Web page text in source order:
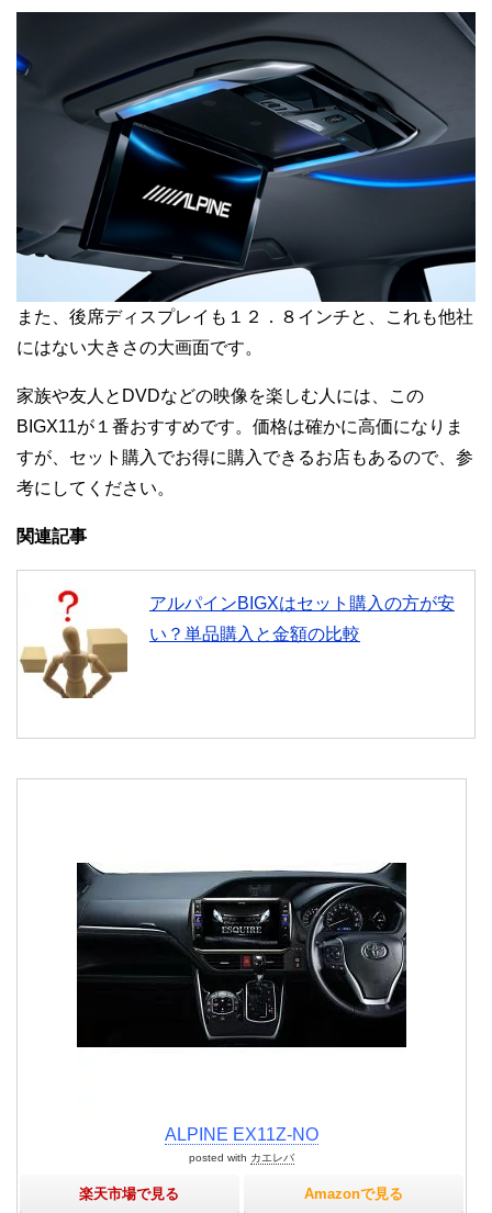
また、後席ディスプレイも１２．８インチと、これも他社
にはない大きさの大画面です。
家族や友人とDVDなどの映像を楽しむ人には、この
BIGX11が１番おすすめです。価格は確かに高価になりま
すが、セット購入でお得に購入できるお店もあるので、参
考にしてください。
関連記事
アルパインBIGXはセット購入の方が安
い？単品購入と金額の比較
ALPINE EX11Z-NO
posted with カエレバ
楽天市場で見る Amazonで見る